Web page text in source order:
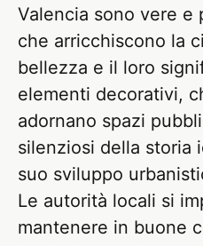
Valencia sono vere e
che arricchiscono la
bellezza e il loro
elementi decorativi,
adornano spazi
silenziosi della storia
suo sviluppo
Le autorità locali si
mantenere in buone